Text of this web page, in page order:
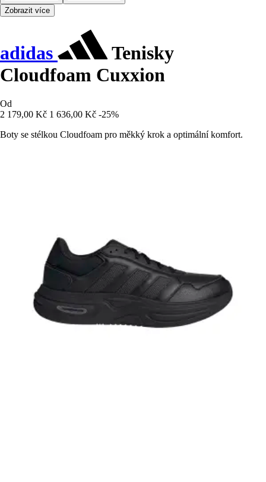
Zobrazit více
adidas
Tenisky
Cloudfoam Cuxxion
Od
2 179,00 Kč 1 636,00 Kč -25%
Boty se stélkou Cloudfoam pro měkký krok a optimální komfort.